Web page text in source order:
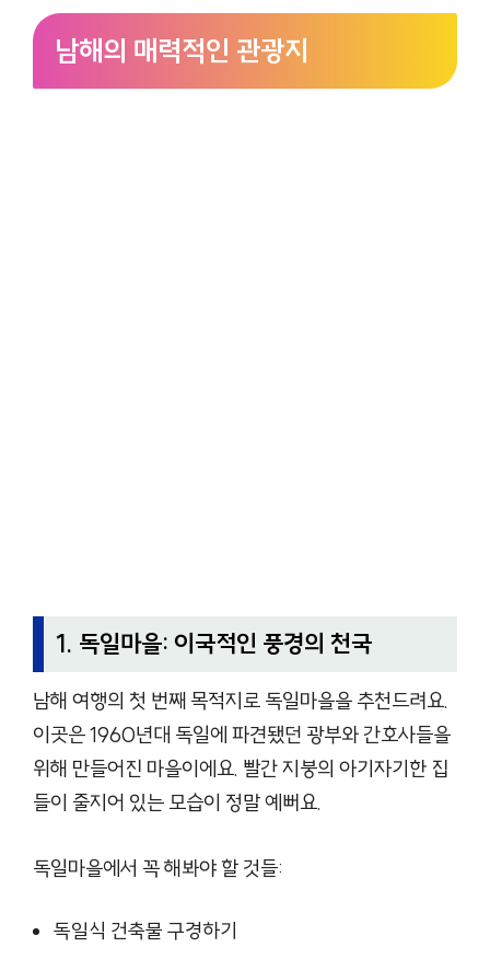
남해의 매력적인 관광지
1. 독일마을: 이국적인 풍경의 천국
남해 여행의 첫 번째 목적지로 독일마을을 추천드려요.
이곳은 1960년대 독일에 파견됐던 광부와 간호사들을
위해 만들어진 마을이에요. 빨간 지붕의 아기자기한 집
들이 줄지어 있는 모습이 정말 예뻐요.
독일마을에서 꼭 해봐야 할 것들:
독일식 건축물 구경하기